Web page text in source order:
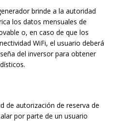
brinde a la autoridad
los datos mensuales de
o, en caso de que los
WiFi, el usuario deberá
del inversor para obtener
de autorización de reserva de
por parte de un usuario